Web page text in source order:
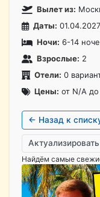
Вылет из:
Даты:
Ночи: 6-14
Взрослые: 2
Отели: 0
Цены: от N/A
← Назад к
Найдём самые